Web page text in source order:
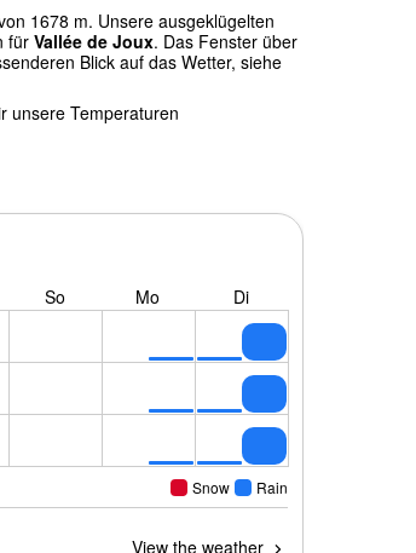
1678 m. Unsere ausgeklügelten
für Vallée de Joux. Das Fenster über
Blick auf das Wetter, siehe
unsere Temperaturen